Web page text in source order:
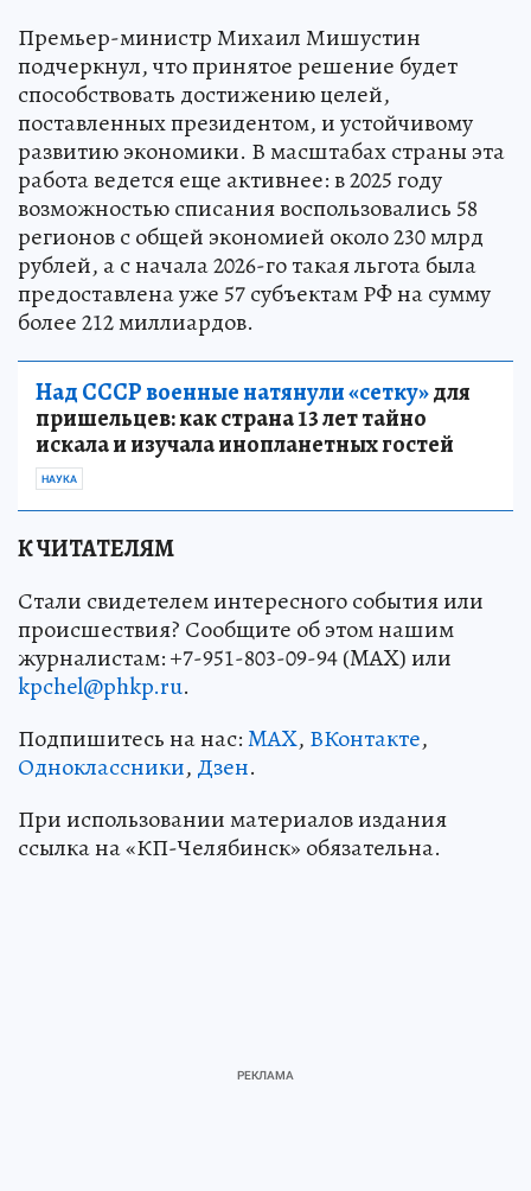
Премьер-министр Михаил Мишустин
подчеркнул, что принятое решение будет
способствовать достижению целей,
поставленных президентом, и устойчивому
развитию экономики. В масштабах страны эта
работа ведется еще активнее: в 2025 году
возможностью списания воспользовались 58
регионов с общей экономией около 230 млрд
рублей, а с начала 2026-го такая льгота была
предоставлена уже 57 субъектам РФ на сумму
более 212 миллиардов.
Над СССР военные натянули «сетку»для
пришельцев: как страна 13 лет тайно
искала и изучала инопланетных гостей
НАУКА
К ЧИТАТЕЛЯМ
Стали свидетелем интересного события или
происшествия? Сообщите об этом нашим
журналистам: +7-951-803-09-94 (MAX) или
kpchel@phkp.ru.
Подпишитесь на нас:MAX, ВКонтакте,
Одноклассники, Дзен.
При использовании материалов издания
ссылка на «КП-Челябинск» обязательна.